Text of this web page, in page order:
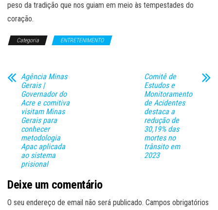
peso da tradição que nos guiam em meio às tempestades do
coração.
Categoria ENTRETENIMENTO
Agência Minas
Gerais |
Governador do
Acre e comitiva
visitam Minas
Gerais para
conhecer
metodologia
Apac aplicada
ao sistema
prisional
Comitê de
Estudos e
Monitoramento
de Acidentes
destaca a
redução de
30,19% das
mortes no
trânsito em
2023
Deixe um comentário
O seu endereço de email não será publicado. Campos obrigatórios